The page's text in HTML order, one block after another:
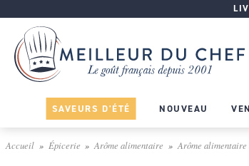
SAVEURS D'ÉTÉ NOUVEAU
Accueil Épicerie Arôme alimentaire Arôme